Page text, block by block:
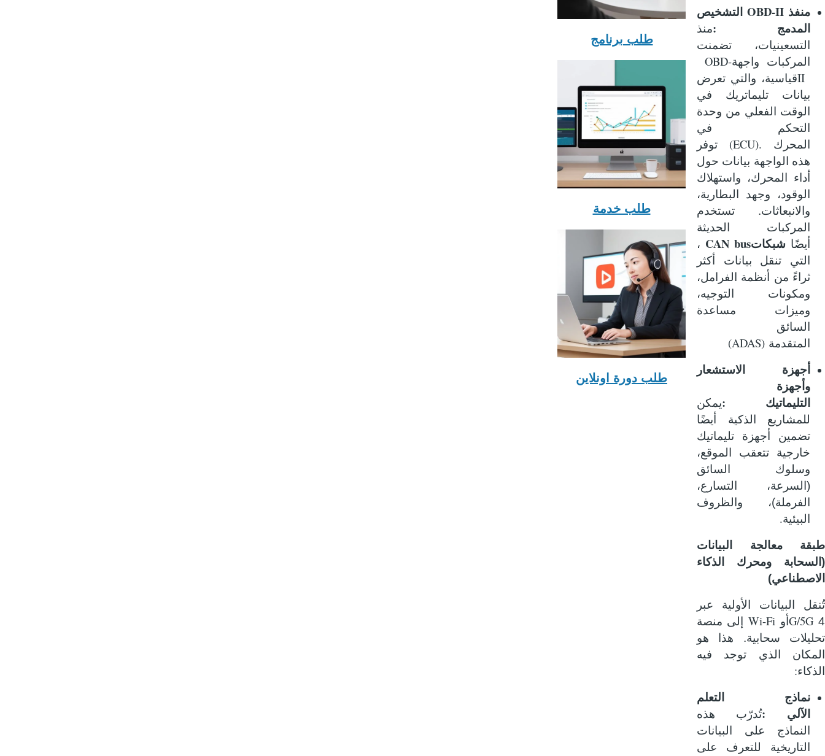
منفذ OBD-II
التشخيص
المدمج
:منذ
التسعينيات، تضمنت
المركبات واجهةOBD-
IIقياسية، والتي تعرض
بيانات تليماتريك في
الوقت الفعلي من وحدة
التحكم في
المحرك
(ECU). توفر
هذه الواجهة بيانات حول
أداء المحرك، واستهلاك
الوقود، وجهد البطارية،
والانبعاثات. تستخدم
المركبات الحديثة
أيضًا شبكاتCAN bus ،
التي تنقل بيانات أكثر
ثراءً من أنظمة الفرامل،
ومكونات التوجيه،
وميزات مساعدة
السائق
المتقدمة (ADAS)
أجهزة الاستشعار
وأجهزة
التليماتيك
:يمكن
للمشاريع الذكية أيضًا
تضمين أجهزة تليماتيك
خارجية تتعقب الموقع،
وسلوك السائق
(السرعة، التسارع،
الفرملة)، والظروف
البيئية.
طبقة معالجة البيانات
(السحابة ومحرك الذكاء
الاصطناعي)
تُنقل البيانات الأولية عبر
4
G/5G أو Wi-Fi
إلى منصة
تحليلات سحابية. هذا هو
المكان الذي توجد فيه
الذكاء:
نماذج التعلم
الآلي
:تُدرّب هذه
النماذج على البيانات
التاريخية للتعرف على
طلب برنامج
طلب خدمة
طلب دورة اونلاين